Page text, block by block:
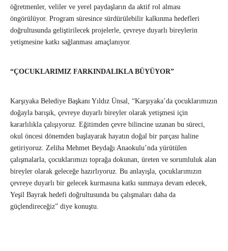
öğretmenler, veliler ve yerel paydaşların da aktif rol alması
öngörülüyor. Program süresince sürdürülebilir kalkınma hedefleri
doğrultusunda geliştirilecek projelerle, çevreye duyarlı bireylerin
yetişmesine katkı sağlanması amaçlanıyor.
“ÇOCUKLARIMIZ FARKINDALIKLA BÜYÜYOR”
Karşıyaka Belediye Başkanı Yıldız Ünsal, “Karşıyaka’da çocuklarımızın
doğayla barışık, çevreye duyarlı bireyler olarak yetişmesi için
kararlılıkla çalışıyoruz. Eğitimden çevre bilincine uzanan bu süreci,
okul öncesi dönemden başlayarak hayatın doğal bir parçası haline
getiriyoruz. Zeliha Mehmet Beydağı Anaokulu’nda yürütülen
çalışmalarla, çocuklarımızı toprağa dokunan, üreten ve sorumluluk alan
bireyler olarak geleceğe hazırlıyoruz. Bu anlayışla, çocuklarımızın
çevreye duyarlı bir gelecek kurmasına katkı sunmaya devam edecek,
Yeşil Bayrak hedefi doğrultusunda bu çalışmaları daha da
güçlendireceğiz” diye konuştu.